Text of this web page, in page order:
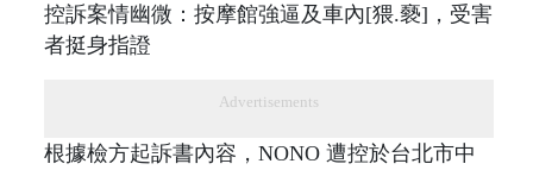
控訴案情幽微：按摩館強逼及車內[猥.褻]，受害
者挺身指證
Advertisements
根據檢方起訴書內容，NONO 遭控於台北市中